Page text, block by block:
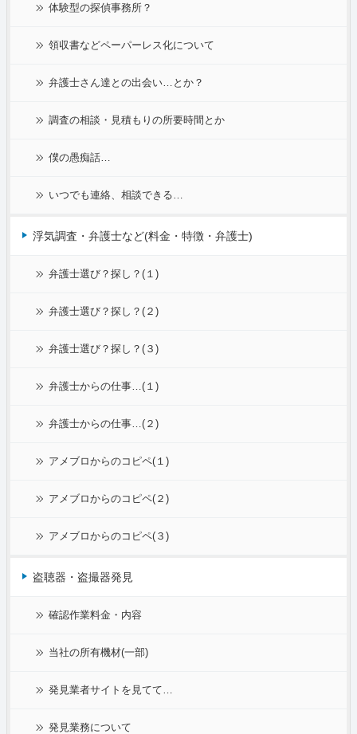
体験型の探偵事務所？
領収書などペーパーレス化について
弁護士さん達との出会い…とか？
調査の相談・見積もりの所要時間とか
僕の愚痴話…
いつでも連絡、相談できる…
浮気調査・弁護士など(料金・特徴・弁護士)
弁護士選び？探し？(１)
弁護士選び？探し？(２)
弁護士選び？探し？(３)
弁護士からの仕事…(１)
弁護士からの仕事…(２)
アメブロからのコピペ(１)
アメブロからのコピペ(２)
アメブロからのコピペ(３)
盗聴器・盗撮器発見
確認作業料金・内容
当社の所有機材(一部)
発見業者サイトを見てて…
発見業務について